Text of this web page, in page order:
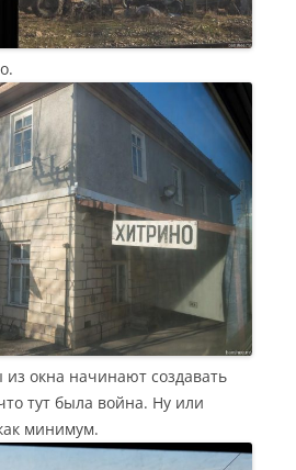
окна начинают создавать
тут была война. Ну или
минимум.